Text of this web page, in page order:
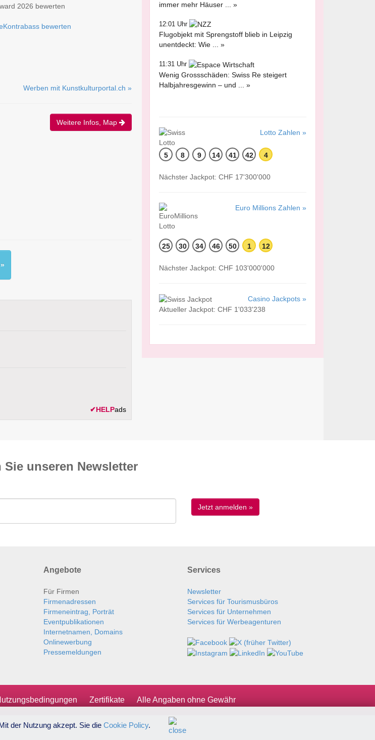
2026 bewerten
bewerten
Werben mit Kunstkulturportal.ch »
Weitere Infos, Map
✔HELPads
immer mehr Häuser ... »
12:01 Uhr
Flugobjekt mit Sprengstoff blieb in Leipzig
unentdeckt: Wie ... »
11:31 Uhr
Wenig Grossschäden: Swiss Re steigert
Halbjahresgewinn – und ... »
Lotto Zahlen »
5 8 9 14 41 42 4
Nächster Jackpot: CHF 17'300'000
Euro Millions Zahlen »
25 30 34 46 50 1 12
Nächster Jackpot: CHF 103'000'000
Casino Jackpots »
Aktueller Jackpot: CHF 1'033'238
Sie unseren News­letter
Angebote
Für Firmen
Firmenadressen
Firmeneintrag, Porträt
Eventpublikationen
Internetnamen, Domains
Onlinewerbung
Pressemeldungen
Services
Newsletter
Services für Tourismusbüros
Services für Unternehmen
Services für Werbeagenturen
Zertifikate Alle Angaben ohne Gewähr
der Nutzung akzept. Sie die Cookie Policy.